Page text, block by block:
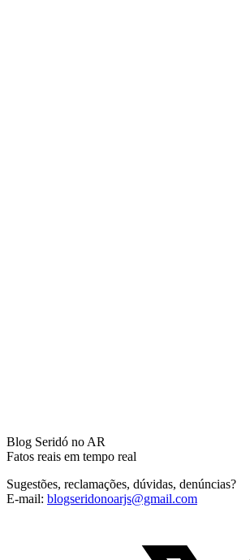
Blog Seridó no AR
Fatos reais em tempo real
Sugestões, reclamações, dúvidas, denúncias?
E-mail: blogseridonoarjs@gmail.com